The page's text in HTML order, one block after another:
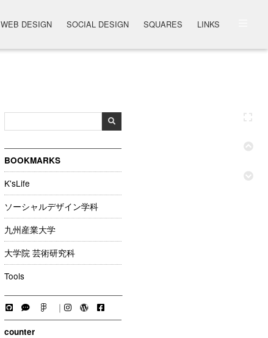
WEB DESIGN SOCIAL DESIGN SQUARES LINKS
BOOKMARKS
K'sLife
ソーシャルデザイン学科
九州産業大学
大学院 芸術研究科
Tools
｜
counter